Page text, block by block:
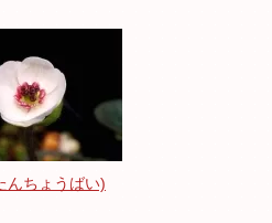
んちょうばい)